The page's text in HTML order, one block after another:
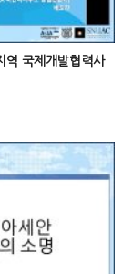
역 국제개발협력사